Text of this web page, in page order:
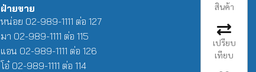
ฝ่ายขาย
หน่อย 02-989-1111 ต่อ 127
มา 02-989-1111 ต่อ 115
แอน 02-989-1111 ต่อ 126
โอ๋ 02-989-1111 ต่อ 114
สินค้า
เปรียบ
เทียบ